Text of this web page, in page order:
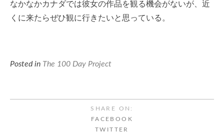
なかなかカナダでは彼女の作品を観る機会がないが、近
くに来たらぜひ観に行きたいと思っている。
Posted in The 100 Day Project
SHARE ON:
FACEBOOK
TWITTER